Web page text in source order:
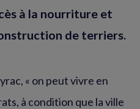
à la nourriture et
de terriers.
« on peut vivre en
à condition que la ville